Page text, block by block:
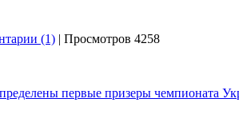
(1) | Просмотров 4258
первые призеры чемпионата